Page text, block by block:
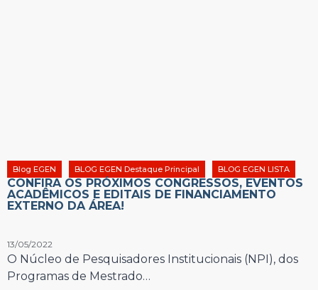
Blog EGEN BLOG EGEN Destaque Principal BLOG EGEN LISTA
CONFIRA OS PRÓXIMOS CONGRESSOS, EVENTOS
ACADÊMICOS E EDITAIS DE FINANCIAMENTO
EXTERNO DA ÁREA!
13/05/2022
O Núcleo de Pesquisadores Institucionais (NPI), dos
Programas de Mestrado…